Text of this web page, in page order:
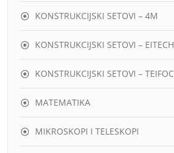
KONSTRUKCIJSKI SETOVI – 4M
KONSTRUKCIJSKI SETOVI – EITECH
KONSTRUKCIJSKI SETOVI – TEIFOC
MATEMATIKA
MIKROSKOPI I TELESKOPI